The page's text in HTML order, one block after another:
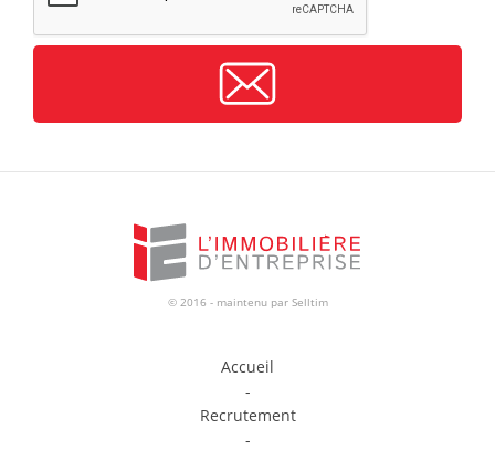
© 2016 - maintenu par Selltim
Accueil
-
Recrutement
-